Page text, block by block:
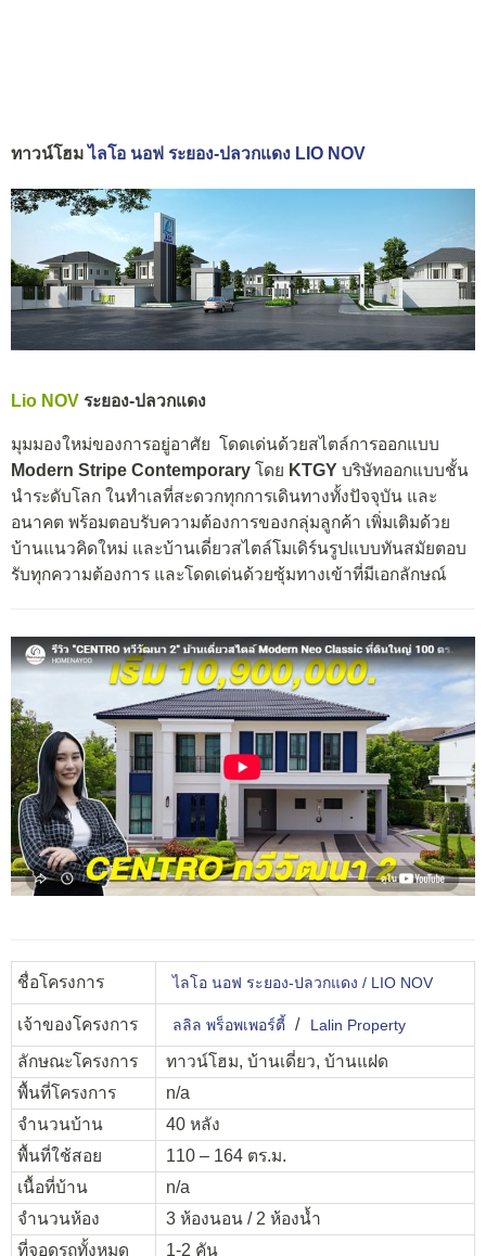
ทาวน์โฮมไลโอ นอฟ ระยอง-ปลวกแดง LIO NOV
Lio NOV ระยอง-ปลวกแดง
มุมมองใหม่ของการอยู่อาศัย โดดเด่นด้วยสไตล์การออกแบบ
Modern Stripe Contemporary โดย KTGY บริษัทออกแบบชั้น
นำระดับโลก ในทำเลที่สะดวกทุกการเดินทางทั้งปัจจุบัน และ
อนาคต พร้อมตอบรับความต้องการของกลุ่มลูกค้า เพิ่มเติมด้วย
บ้านแนวคิดใหม่ และบ้านเดี่ยวสไตล์โมเดิร์นรูปแบบทันสมัยตอบ
รับทุกความต้องการ และโดดเด่นด้วยซุ้มทางเข้าที่มีเอกลักษณ์
ชื่อโครงการ ไลโอ นอฟ ระยอง-ปลวกแดง / LIO NOV
เจ้าของโครงการ ลลิล พร็อพเพอร์ตี้ / Lalin Property
ลักษณะโครงการ
ทาวน์โฮม, บ้านเดี่ยว, บ้านแฝด
พื้นที่โครงการ
n/a
จำนวนบ้าน
40 หลัง
พื้นที่ใช้สอย
110 – 164 ตร.ม.
เนื้อที่บ้าน
n/a
จำนวนห้อง
3 ห้องนอน / 2 ห้องน้ำ
ที่จอดรถทั้งหมด
1-2 คัน